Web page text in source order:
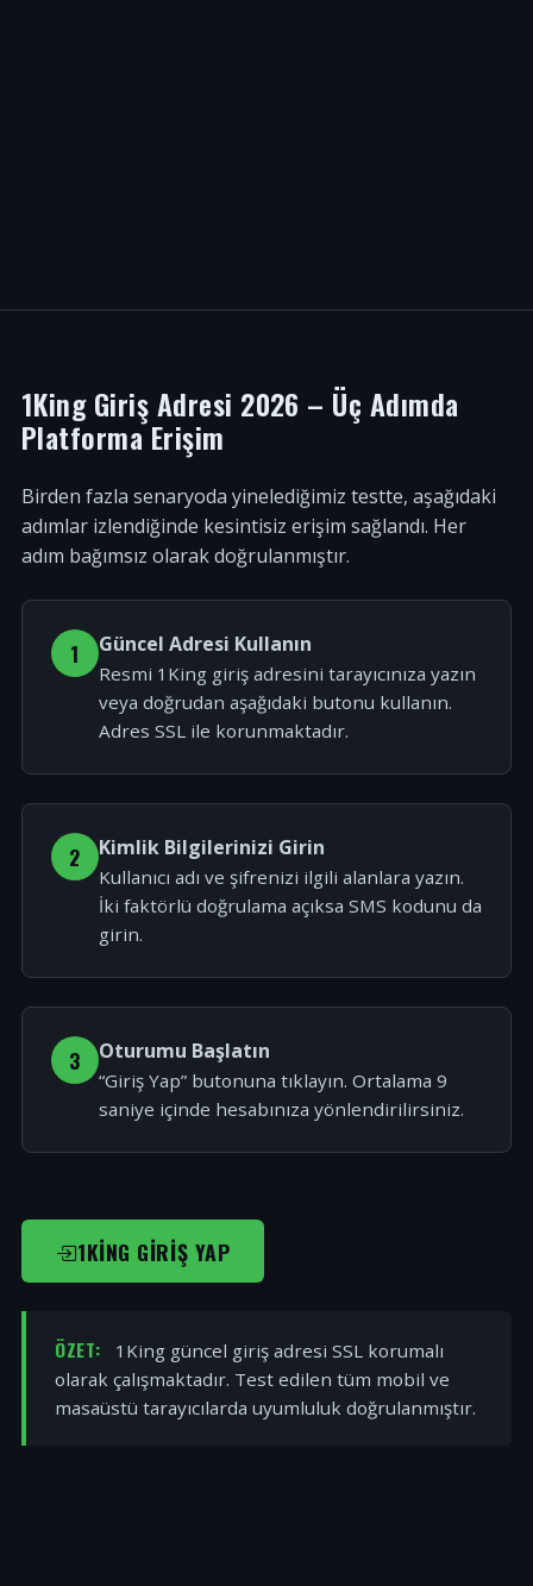
1King Giriş Adresi 2026 – Üç Adımda
Platforma Erişim
Birden fazla senaryoda yinelediğimiz testte, aşağıdaki
adımlar izlendiğinde kesintisiz erişim sağlandı. Her
adım bağımsız olarak doğrulanmıştır.
1 Güncel Adresi Kullanın
Resmi 1King giriş adresini tarayıcınıza yazın
veya doğrudan aşağıdaki butonu kullanın.
Adres SSL ile korunmaktadır.
2 Kimlik Bilgilerinizi Girin
Kullanıcı adı ve şifrenizi ilgili alanlara yazın.
İki faktörlü doğrulama açıksa SMS kodunu da
girin.
3 Oturumu Başlatın
“Giriş Yap” butonuna tıklayın. Ortalama 9
saniye içinde hesabınıza yönlendirilirsiniz.
1KING GIRIŞ YAP
ÖZET:
1King güncel giriş adresi SSL korumalı
olarak çalışmaktadır. Test edilen tüm mobil ve
masaüstü tarayıcılarda uyumluluk doğrulanmıştır.